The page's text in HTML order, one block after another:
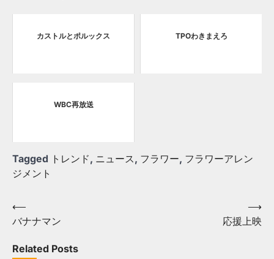
カストルとポルックス TPOわきまえろ
WBC再放送
Tagged トレンド, ニュース, フラワー, フラワーアレン
ジメント
Post
navigation
⟵
バナナマン
応援上映
⟶
Related Posts